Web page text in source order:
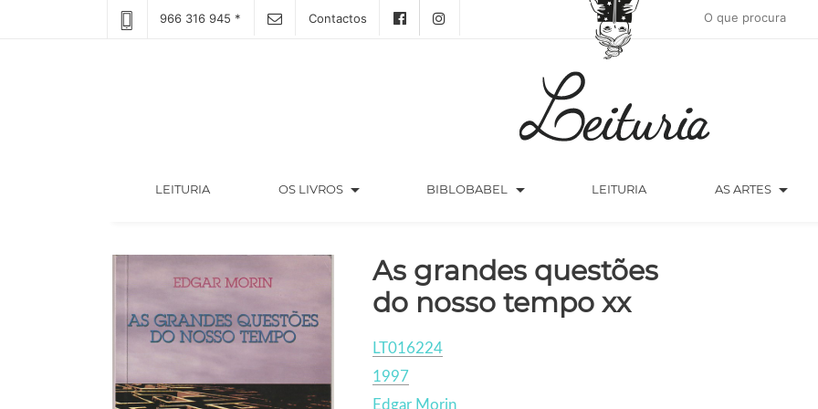
966 316 945 * Contactos
LEITURIA(CURRENT) OS LIVROS arrow_drop_down BIBLOBABEL arrow_drop_down LEITURIA AS ARTES arrow_drop_down
As grandes questões
do nosso tempo xx
LT016224
1997
Edgar Morin